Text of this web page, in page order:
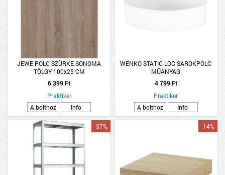
JEWE POLC SZÜRKE SONOMA
TÖLGY 100x25 CM
6 399 Ft
Praktiker
A bolthoz
Info
WENKO STATIC-LOC SAROKPOLC
MŰANYAG
4 799 Ft
Praktiker
A bolthoz
Info
-37% -14%